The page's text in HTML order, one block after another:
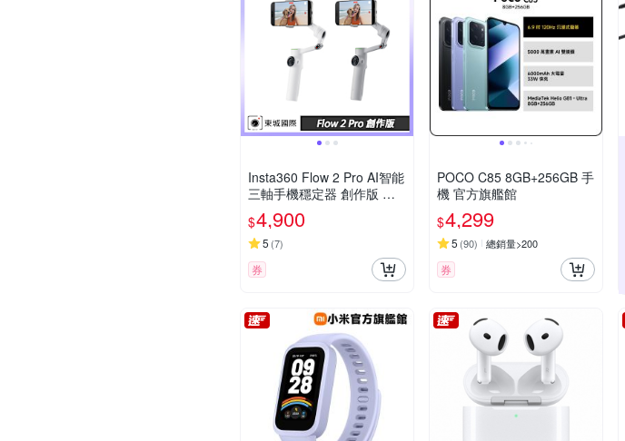
Insta360 Flow 2 Pro AI智能
三軸手機穩定器 創作版 東
城代理公司貨
$4,900
5 (7)
券
POCO C85 8GB+256GB 手
機 官方旗艦館
$4,299
5 (90) 總銷量>200
券